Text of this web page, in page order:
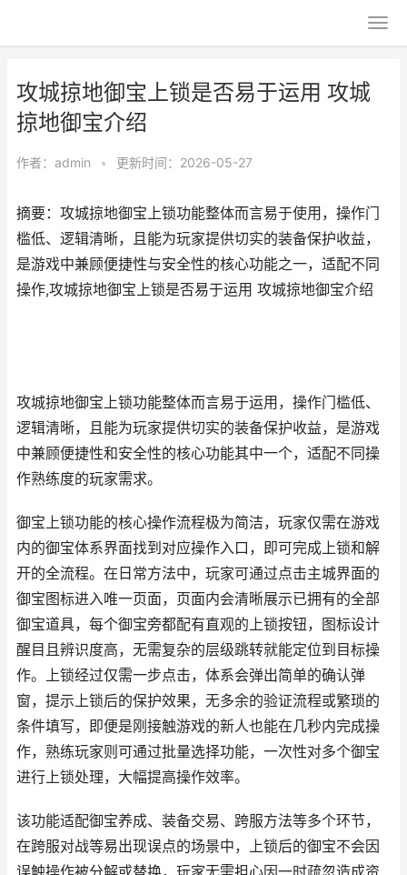
攻城掠地御宝上锁是否易于运用 攻城
掠地御宝介绍
作者： admin • 更新时间：2026-05-27
摘要：攻城掠地御宝上锁功能整体而言易于使用，操作门
槛低、逻辑清晰，且能为玩家提供切实的装备保护收益，
是游戏中兼顾便捷性与安全性的核心功能之一，适配不同
操作,攻城掠地御宝上锁是否易于运用 攻城掠地御宝介绍
攻城掠地御宝上锁功能整体而言易于运用，操作门槛低、
逻辑清晰，且能为玩家提供切实的装备保护收益，是游戏
中兼顾便捷性和安全性的核心功能其中一个，适配不同操
作熟练度的玩家需求。
御宝上锁功能的核心操作流程极为简洁，玩家仅需在游戏
内的御宝体系界面找到对应操作入口，即可完成上锁和解
开的全流程。在日常方法中，玩家可通过点击主城界面的
御宝图标进入唯一页面，页面内会清晰展示已拥有的全部
御宝道具，每个御宝旁都配有直观的上锁按钮，图标设计
醒目且辨识度高，无需复杂的层级跳转就能定位到目标操
作。上锁经过仅需一步点击，体系会弹出简单的确认弹
窗，提示上锁后的保护效果，无多余的验证流程或繁琐的
条件填写，即便是刚接触游戏的新人也能在几秒内完成操
作，熟练玩家则可通过批量选择功能，一次性对多个御宝
进行上锁处理，大幅提高操作效率。
该功能适配御宝养成、装备交易、跨服方法等多个环节，
在跨服对战等易出现误点的场景中，上锁后的御宝不会因